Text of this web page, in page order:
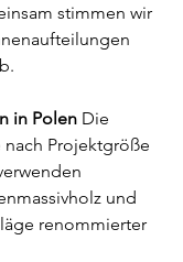
stimmen wir
in Polen Die
Projektgröße
und
renommierter